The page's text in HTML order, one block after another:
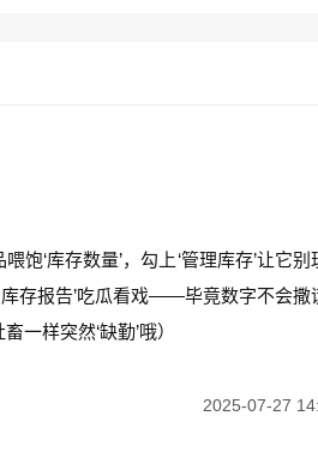
饱‘库存数量’，勾上‘管理库存’让它别
存报告’吃瓜看戏——毕竟数字不会撒
一样突然‘缺勤’哦）
2025-07-27